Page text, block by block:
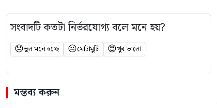
সংবাদটি কতটা নির্ভরযোগ্য বলে মনে হয়?
😞ভুল মনে হচ্ছে 😐মোটামুটি 😍খুব ভালো
মন্তব্য করুন